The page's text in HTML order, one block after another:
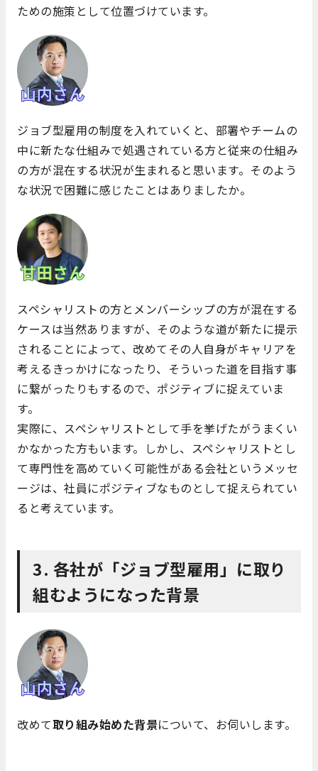
ための施策として位置づけています。
ジョブ型雇用の制度を入れていくと、部署やチームの
中に新たな仕組みで処遇されている方と従来の仕組み
の方が混在する状況が生まれると思います。そのよう
な状況で困難に感じたことはありましたか。
スペシャリストの方とメンバーシップの方が混在する
ケースは当然ありますが、そのような道が新たに提示
されることによって、改めてその人自身がキャリアを
考えるきっかけになったり、そういった道を目指す事
に繋がったりもするので、ポジティブに捉えていま
す。
実際に、スペシャリストとして手を挙げたがうまくい
かなかった方もいます。しかし、スペシャリストとし
て専門性を高めていく可能性がある会社というメッセ
ージは、社員にポジティブなものとして捉えられてい
ると考えています。
3. 各社が「ジョブ型雇用」に取り
組むようになった背景
改めて取り組み始めた背景について、お伺いします。